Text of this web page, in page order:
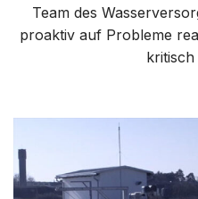
Team des
proaktiv auf Probleme